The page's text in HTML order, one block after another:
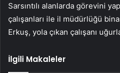
Sarsıntılı alanlarda görevini
çalışanları ile il müdürlüğü
Erkuş, yola çıkan çalışanı
İlgili Makaleler